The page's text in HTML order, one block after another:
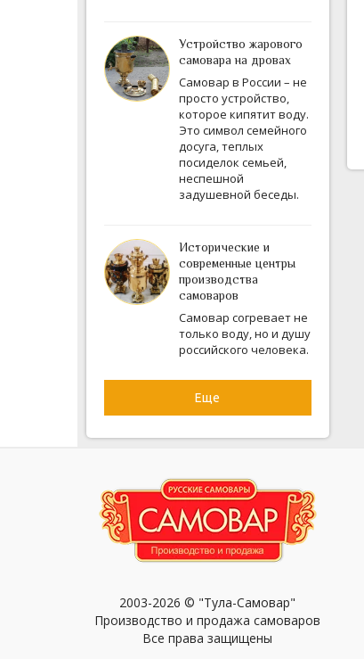
Устройство жарового
самовара на дровах
Самовар в России – не
просто устройство,
которое кипятит воду.
Это символ семейного
досуга, теплых
посиделок семьей,
неспешной
задушевной беседы.
Исторические и
современные центры
производства
самоваров
Самовар согревает не
только воду, но и душу
российского человека.
Еще
2003-2026 © "Тула-Самовар"
Производство и продажа самоваров
Все права защищены